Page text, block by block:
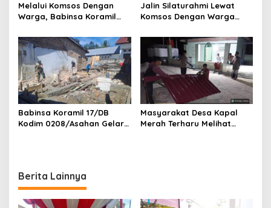
Melalui Komsos Dengan
Warga, Babinsa Koramil
0208/Asahan Himbau Jaga
ebersihan Dan Kamtibmas
Jalin Silaturahmi Lewat
Komsos Dengan Warga
09/TB Kodim 0208/Asahan
Babinsa Koramil 17/DB
Kodim 0208/Asahan Gelar
Masyarakat Desa Kapal
Merah Terharu Melihat
Berita Lainnya